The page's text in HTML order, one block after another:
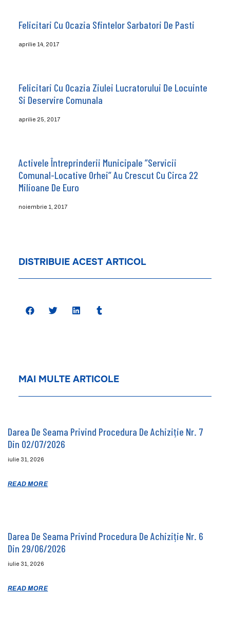
Felicitari Cu Ocazia Sfintelor Sarbatori De Pasti
aprilie 14, 2017
Felicitari Cu Ocazia Ziulei Lucratorului De Locuinte
Si Deservire Comunala
aprilie 25, 2017
Activele Întreprinderii Municipale ”Servicii
Comunal-Locative Orhei” Au Crescut Cu Circa 22
Milioane De Euro
noiembrie 1, 2017
DISTRIBUIE ACEST ARTICOL
MAI MULTE ARTICOLE
Darea De Seama Privind Procedura De Achiziție Nr. 7
Din 02/07/2026
iulie 31, 2026
READ MORE
Darea De Seama Privind Procedura De Achiziție Nr. 6
Din 29/06/2026
iulie 31, 2026
READ MORE